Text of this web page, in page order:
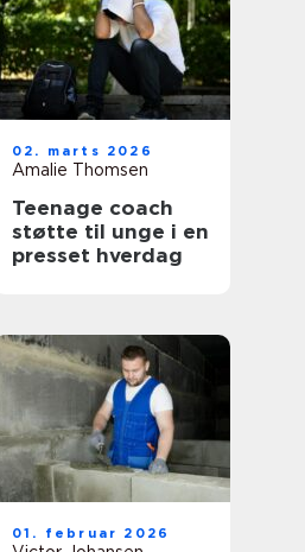
02. marts 2026
Amalie Thomsen
Teenage coach
støtte til unge i en
presset hverdag
01. februar 2026